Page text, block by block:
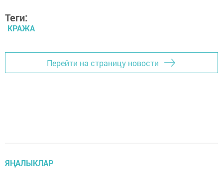
Теги:
КРАЖА
Перейти на страницу новости
ЯҢАЛЫКЛАР